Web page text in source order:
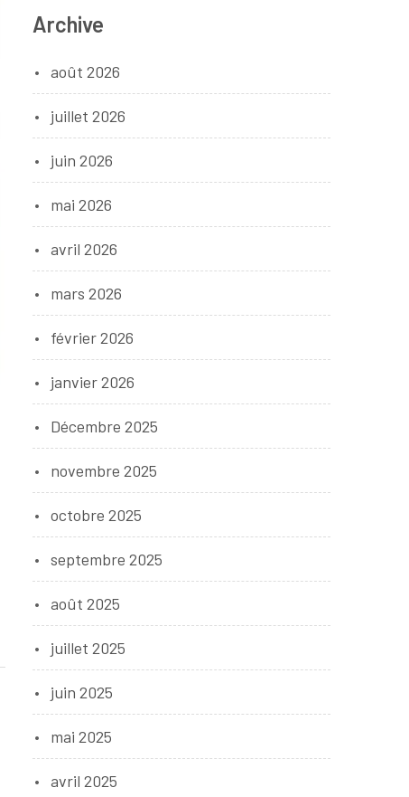
Archive
août 2026
juillet 2026
juin 2026
mai 2026
avril 2026
mars 2026
février 2026
janvier 2026
Décembre 2025
novembre 2025
octobre 2025
septembre 2025
août 2025
juillet 2025
juin 2025
mai 2025
avril 2025